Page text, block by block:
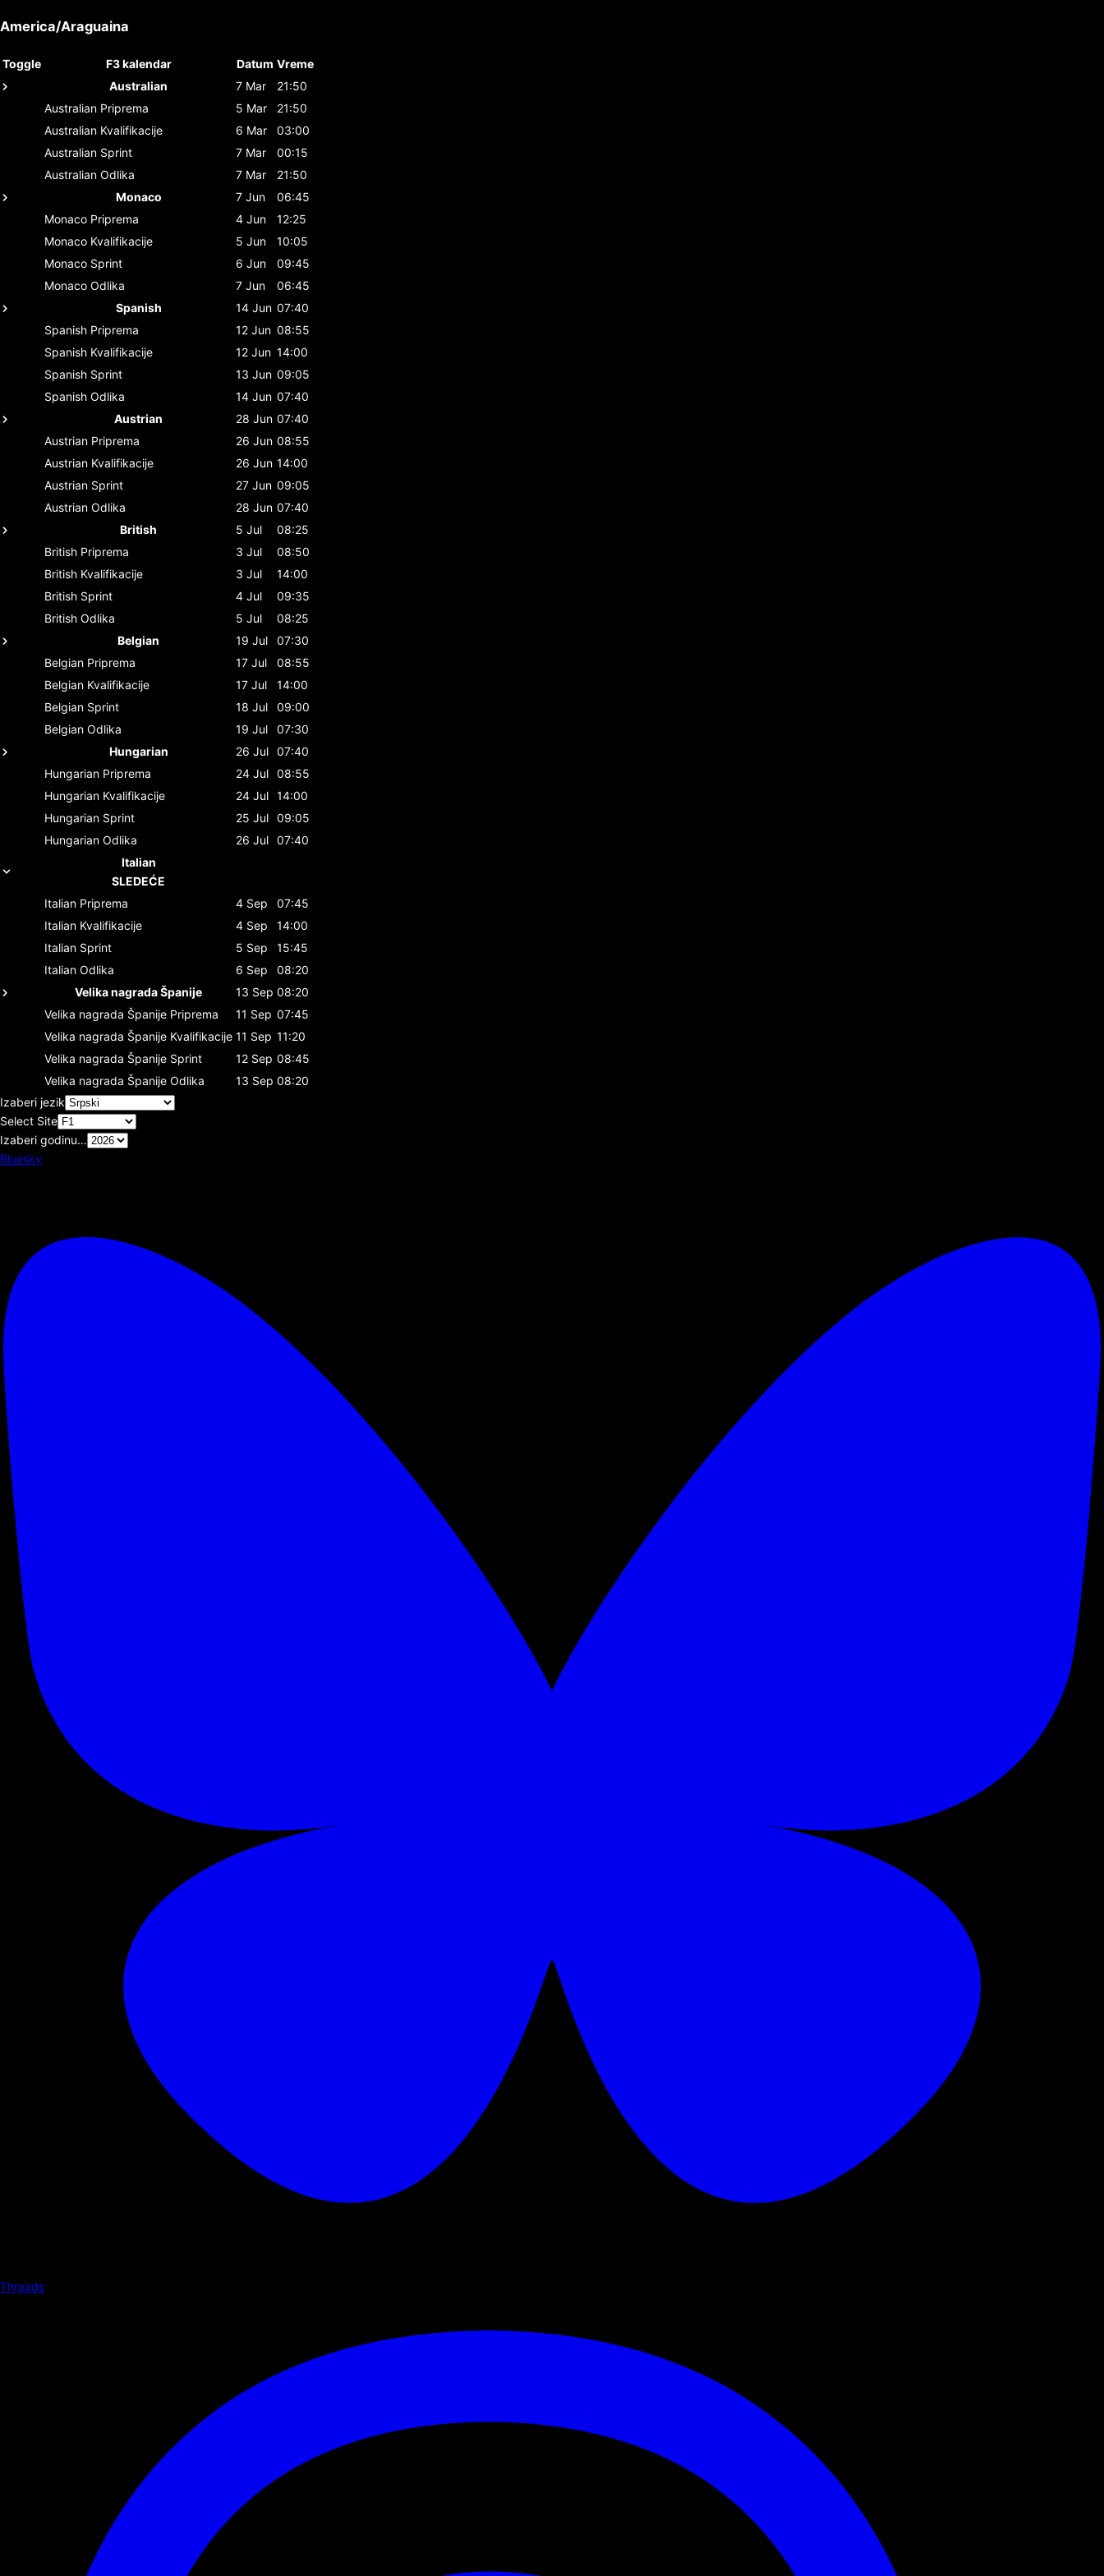
America/Araguaina
Toggle F3 kalendar Datum Vreme
Australian
7 Mar
21:50
Australian Priprema 5 Mar
21:50
Australian Kvalifikacije 6 Mar
03:00
Australian Sprint 7 Mar
00:15
Australian Odlika 7 Mar
21:50
Monaco
7 Jun
06:45
Monaco Priprema 4 Jun
12:25
Monaco Kvalifikacije 5 Jun
10:05
Monaco Sprint 6 Jun
09:45
Monaco Odlika 7 Jun
06:45
Spanish
14 Jun 07:40
Spanish Priprema 12 Jun 08:55
Spanish Kvalifikacije 12 Jun 14:00
Spanish Sprint 13 Jun 09:05
Spanish Odlika 14 Jun 07:40
Austrian
28 Jun 07:40
Austrian Priprema 26 Jun 08:55
Austrian Kvalifikacije 26 Jun 14:00
Austrian Sprint 27 Jun 09:05
Austrian Odlika 28 Jun 07:40
British
5 Jul
08:25
British Priprema 3 Jul
08:50
British Kvalifikacije 3 Jul
14:00
British Sprint 4 Jul
09:35
British Odlika 5 Jul
08:25
Belgian
19 Jul
07:30
Belgian Priprema 17 Jul
08:55
Belgian Kvalifikacije 17 Jul
14:00
Belgian Sprint 18 Jul
09:00
Belgian Odlika 19 Jul
07:30
Hungarian
26 Jul 07:40
Hungarian Priprema 24 Jul 08:55
Hungarian Kvalifikacije 24 Jul 14:00
Hungarian Sprint 25 Jul 09:05
Hungarian Odlika 26 Jul 07:40
Italian
SLEDEĆE
Italian Priprema 4 Sep
07:45
Italian Kvalifikacije 4 Sep
14:00
Italian Sprint 5 Sep
15:45
Italian Odlika 6 Sep
08:20
Velika nagrada Španije
13 Sep 08:20
Velika nagrada Španije Priprema 11 Sep 07:45
Velika nagrada Španije Kvalifikacije 11 Sep 11:20
Velika nagrada Španije Sprint 12 Sep 08:45
Velika nagrada Španije Odlika 13 Sep 08:20
Izaberi jezik
Select Site
Izaberi godinu…
Bluesky
Threads